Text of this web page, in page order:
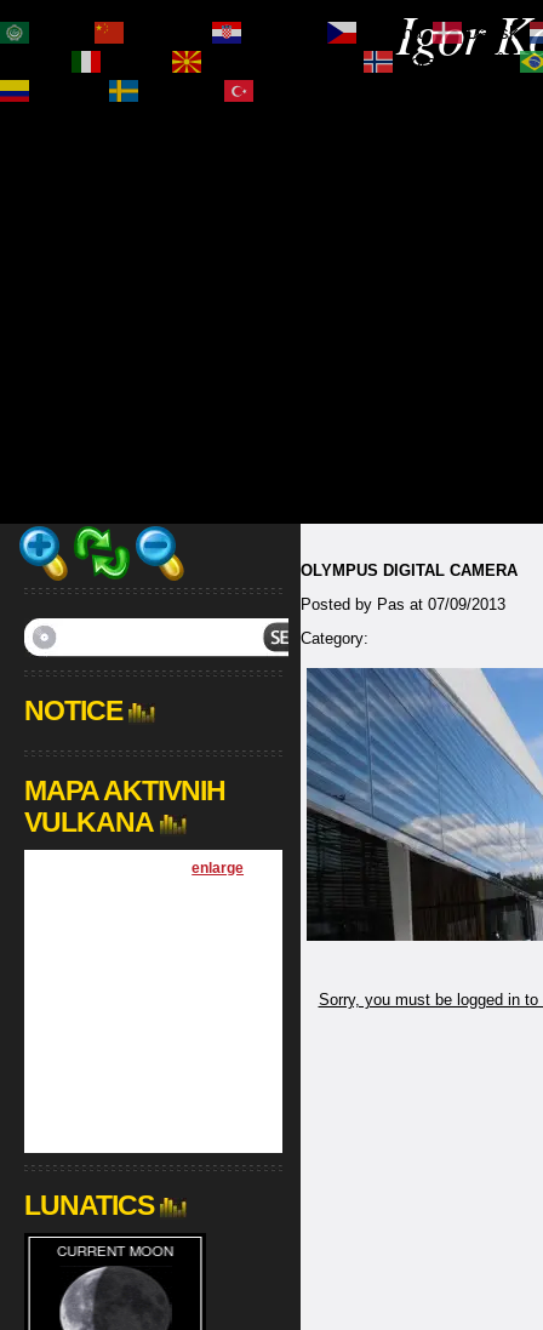
Igor
OLYMPUS DIGITAL CAMERA
Posted by Pas at 07/09/2013
Category:
Sorry, you must be logged in
NOTICE
MAPA AKTIVNIH
VULKANA
[enlarge
LUNATICS
Čeština‎
Dansk
Norsk bokmål